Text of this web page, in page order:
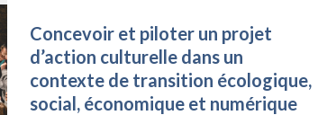
Concevoir et piloter un projet
d’action culturelle dans un
contexte de transition écologique,
social, économique et numérique